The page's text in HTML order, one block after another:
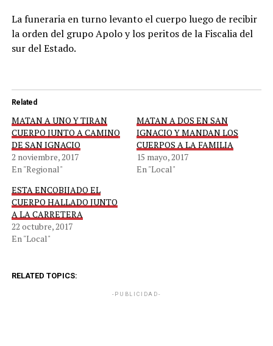
La funeraria en turno levanto el cuerpo luego de recibir
la orden del grupo Apolo y los peritos de la Fiscalia del
sur del Estado.
Related
MATAN A UNO Y TIRAN
CUERPO JUNTO A CAMINO
DE SAN IGNACIO
2 noviembre, 2017
En "Regional"
MATAN A DOS EN SAN
IGNACIO Y MANDAN LOS
CUERPOS A LA FAMILIA
15 mayo, 2017
En "Local"
ESTA ENCOBIJADO EL
CUERPO HALLADO JUNTO
A LA CARRETERA
22 octubre, 2017
En "Local"
RELATED TOPICS:
-PUBLICIDAD-